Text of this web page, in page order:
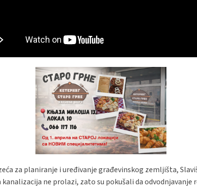
za planiranje i uređivanje građevinskog zemljišta,
ne prolazi, zato su pokušali da odvodnjavanje